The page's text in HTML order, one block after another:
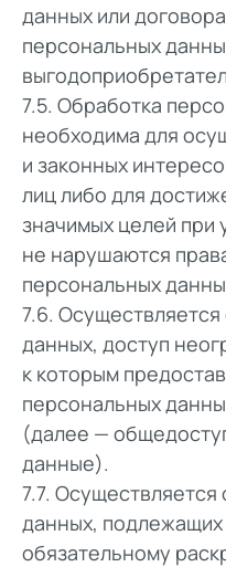
данных или
персональных
7.5. Обработка
необходима для
и законных
лиц либо для
значимых целей при
не нарушаются
персональных
7.6.
данных, доступ
к которым
персональных
(далее —
данные).
7.7.
данных,
обязательному